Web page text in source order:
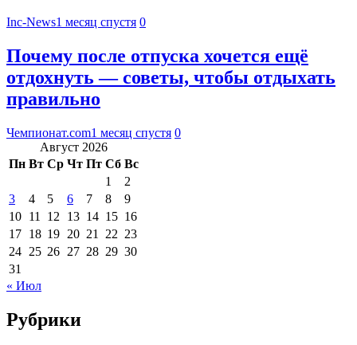
Inc-News1 месяц спустя 0
Почему после отпуска хочется ещё
отдохнуть — советы, чтобы отдыхать
правильно
Чемпионат.com1 месяц спустя 0
Август 2026
Пн Вт Ср Чт Пт Сб Вс
1
2
3
4 5 6 7 8
9
10 11 12 13 14 15 16
17 18 19 20 21 22 23
24 25 26 27 28 29 30
31
« Июл
Рубрики